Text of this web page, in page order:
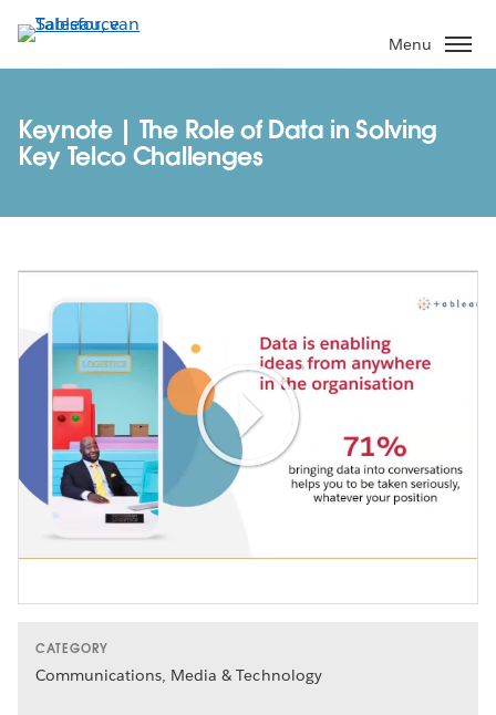
Verder
naar
hoofdinhoud
Menu
Keynote | The Role of Data in Solving
Key Telco Challenges
Play
Video
CATEGORY
Communications, Media & Technology